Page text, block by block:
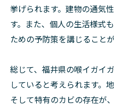
挙げられます。建物の通気
す。また、個人の生活様式
ための予防策を講じることが
総じて、福井県の喉イガイ
していると考えられます。
そして特有のカビの存在が